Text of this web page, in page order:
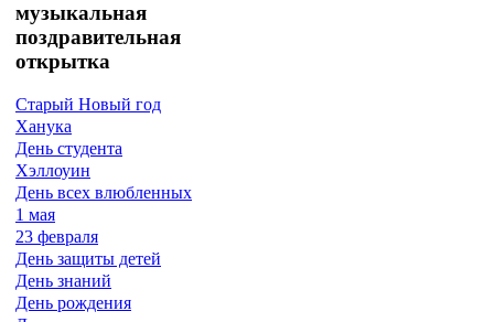
музыкальная
поздравительная
открытка
Старый Новый год
Ханука
День студента
Хэллоуин
День всех влюбленных
1 мая
23 февраля
День защиты детей
День знаний
День рождения